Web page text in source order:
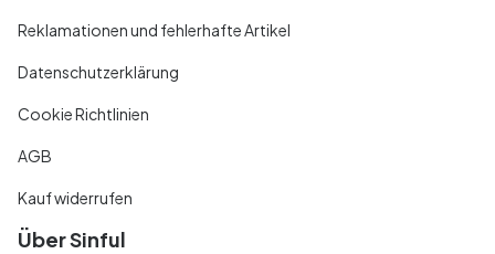
Reklamationen und fehlerhafte Artikel
Datenschutzerklärung
Cookie Richtlinien
AGB
Kauf widerrufen
Über Sinful